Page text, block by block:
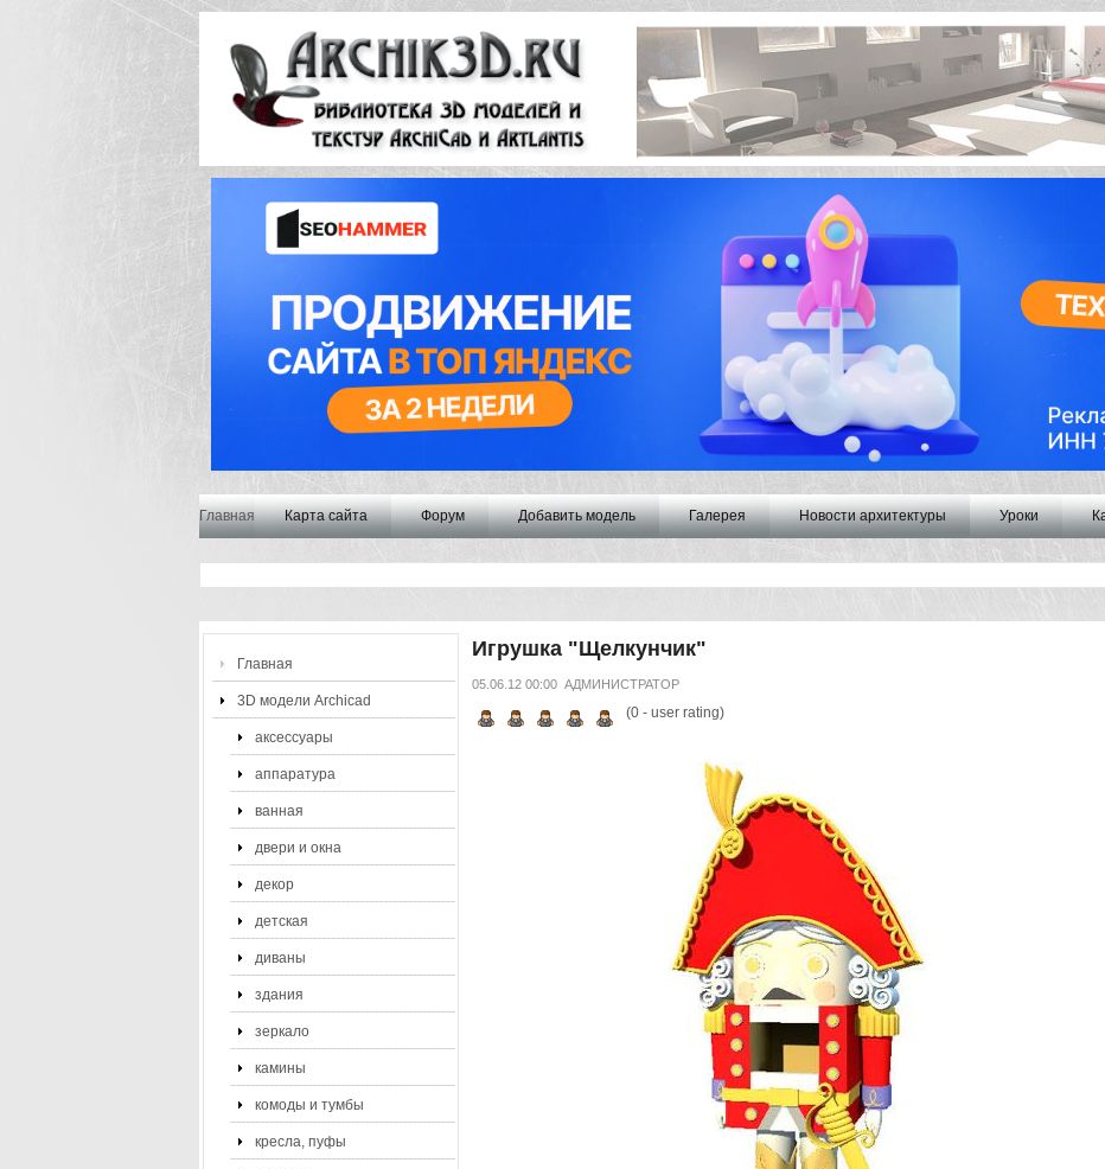
Главная Карта сайта Форум Добавить модель Галерея Новости архитектуры Уроки
Главная
3D модели Archicad
аксессуары
аппаратура
ванная
двери и окна
декор
детская
диваны
здания
зеркало
камины
комоды и тумбы
кресла, пуфы
Игрушка "Щелкунчик"
05.06.12 00:00 АДМИНИСТРАТОР
(0- user rating)